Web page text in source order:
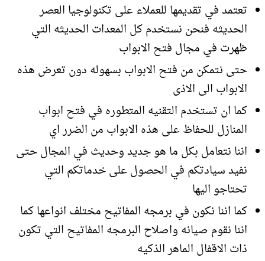
تعتمد في تقديمها للعملاء على تكنولوجيا العصر
الحديثه فنحن نستخدم كل المعدات الحديثه التي
ظهرت في مجال فتح الابواب
حتى نتمكن من فتح الابواب بسهوله دون تعرض هذه
الابواب الى الاذى
كما ان تستخدم التقنيه المتطوره في فتح ابواب
المنازل للحفاظ على هذه الابواب من الضرر اي
اننا نتعامل بكل ما هو جديد وحديث في المجال حتى
نفيد سيادتكم في الحصول على خدماتكم التي
تحتاجو اليها
كما اننا نكون في برمجه المفاتيح مختلف انواعها كما
اننا نقوم صيانه واصلاح البرمجه المفاتيح التي تكون
ذات الاقفال الماهر الذكيه